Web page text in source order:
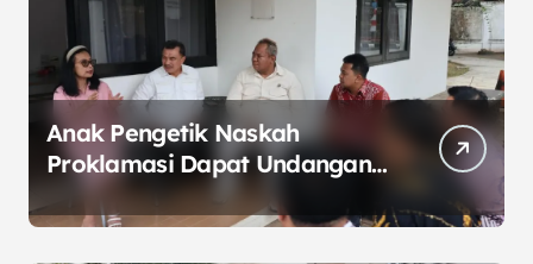
Anak Pengetik Naskah
Proklamasi Dapat Undangan
HUT RI dari Presiden
Prabowo